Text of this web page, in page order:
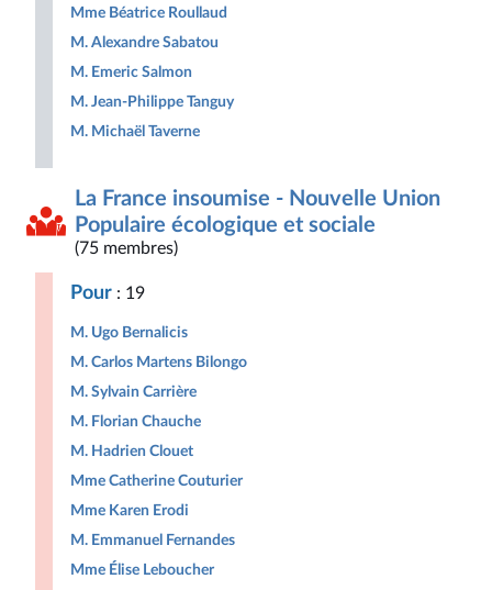
Mme Béatrice Roullaud
M. Alexandre Sabatou
M. Emeric Salmon
M. Jean-Philippe Tanguy
M. Michaël Taverne
La France insoumise - Nouvelle Union
Populaire écologique et sociale
(75 membres)
Pour : 19
M. Ugo Bernalicis
M. Carlos Martens Bilongo
M. Sylvain Carrière
M. Florian Chauche
M. Hadrien Clouet
Mme Catherine Couturier
Mme Karen Erodi
M. Emmanuel Fernandes
Mme Élise Leboucher